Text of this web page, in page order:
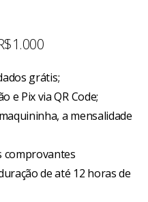
grátis;
e Pix via QR Code;
a mensalidade
comprovantes
de até 12 horas de